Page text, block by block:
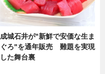
成城石井が"新鮮で安価な生ま
ぐろ"を通年販売 難題を実現
した舞台裏